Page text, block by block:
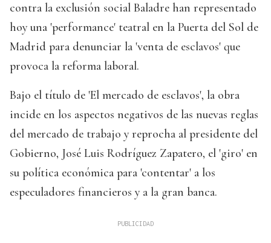
contra la exclusión social Baladre han representado
hoy una 'performance' teatral en la Puerta del Sol de
Madrid para denunciar la 'venta de esclavos' que
provoca la reforma laboral.
Bajo el título de 'El mercado de esclavos', la obra
incide en los aspectos negativos de las nuevas reglas
del mercado de trabajo y reprocha al presidente del
Gobierno, José Luis Rodríguez Zapatero, el 'giro' en
su política económica para 'contentar' a los
especuladores financieros y a la gran banca.